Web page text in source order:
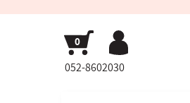
052-8602030